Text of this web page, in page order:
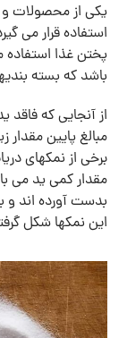
یکی از محصولات و
استفاده قرار می
پختن غذا
باشد که بسته
از آنجایی که فاقد
مبالغ پایین مقدار
برخی از نمکهای
مقدار کمی ید می
بدست آورده اند و
این نمکها شکل